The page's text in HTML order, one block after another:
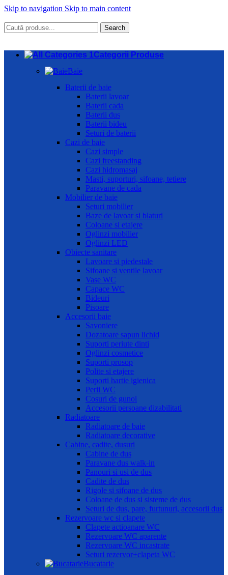
Skip to navigation Skip to main content
Search
Categorii Produse
Baie
Baterii de baie
Baterii lavoar
Baterii cada
Baterii dus
Baterii bideu
Seturi de baterii
Cazi de baie
Cazi simple
Cazi freestanding
Cazi hidromasaj
Masti, suporturi, sifoane, tetiere
Paravane de cada
Mobilier de baie
Seturi mobilier
Baze de lavoar si blaturi
Coloane si etajere
Oglinzi mobilier
Oglinzi LED
Obiecte sanitare
Lavoare si piedestale
Sifoane si ventile lavoar
Vase WC
Capace WC
Bideuri
Pisoare
Accesorii baie
Savoniere
Dozatoare sapun lichid
Suporti periute dinti
Oglinzi cosmetice
Suporti prosop
Polite si etajere
Suporti hartie igienica
Perii WC
Cosuri de gunoi
Accesorii persoane dizabilitati
Radiatoare
Radiatoare de baie
Radiatoare decorative
Cabine, cadite, dusuri
Cabine de dus
Paravane dus walk-in
Panouri si usi de dus
Cadite de dus
Rigole si sifoane de dus
Coloane de dus si sisteme de dus
Seturi de dus, pare, furtunuri, accesorii dus
Rezervoare wc si clapete
Clapete actioanare WC
Rezervoare WC aparente
Rezervoare WC incastrate
Seturi rezervor+clapeta WC
Bucatarie